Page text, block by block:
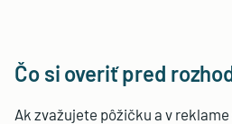
Čo si overiť pred
Ak zvažujete pôžičku a v reklame